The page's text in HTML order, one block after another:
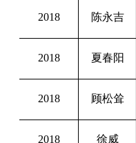
2018 陈永吉
2018 夏春阳
2018 顾松耸
2018 徐威